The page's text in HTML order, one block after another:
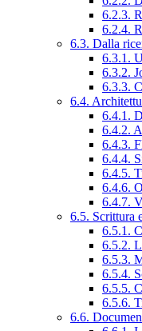
6.2.3.
6.2.4.
6.3. Dalla
6.3.1.
6.3.2.
6.3.3.
6.4.
6.4.1.
6.4.2.
6.4.3.
6.4.4.
6.4.5.
6.4.6.
6.4.7.
6.5. Scrittura
6.5.1.
6.5.2.
6.5.3.
6.5.4.
6.5.5.
6.5.6.
6.6.